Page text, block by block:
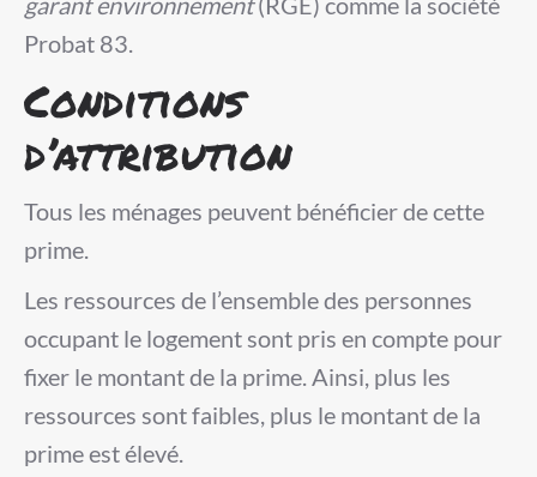
Probat 83.
Conditions
d’attribution
Tous les ménages peuvent bénéficier de cette
prime.
Les ressources de l’ensemble des personnes
occupant le logement sont pris en compte pour
fixer le montant de la prime. Ainsi, plus les
ressources sont faibles, plus le montant de la
prime est élevé.